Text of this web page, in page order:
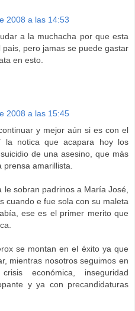
2008 a las 14:53
a la muchacha por que esta
pero jamas se puede gastar
en esto.
2008 a las 15:45
y mejor aún si es con el
la notica que acapara hoy los
de una asesino, que más
amarillista.
sobran padrinos a María José,
cuando e fue sola con su maleta
ese es el primer merito que
se montan en el éxito ya que
mientras nosotros seguimos en
económica, inseguridad
y ya con precandidaturas